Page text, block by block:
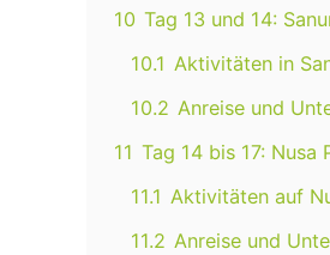
10 Tag 13 und 14:
10.1 Aktivitäten in
10.2 Anreise und
11 Tag 14 bis 17: Nusa
11.1 Aktivitäten auf
11.2 Anreise und